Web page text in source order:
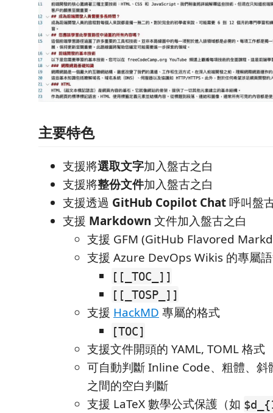
主要特色
支援將選取文字加入盤古之白
支援將整份文件加入盤古之白
支援透過 GitHub Copilot Chat呼叫盤
支援 Markdown 文件加入盤古之白
支援 GFM (GitHub Flavored
支援 Azure DevOps Wikis 的專屬
[[_TOC_]]
[[_TOSP_]]
支援 HackMD 專屬的格式
[TOC]
支援文件開頭的 YAML, TOML 格式
可自動判斷 Inline Code、粗體、斜
之間的空白判斷
支援 LaTeX 數學公式保護（如